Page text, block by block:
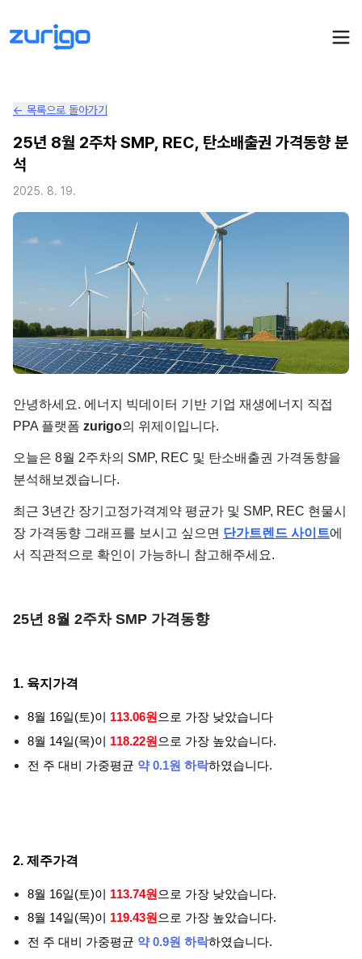
PPA 계약
발전소 PPA 계산
PPA 매칭
PPA 모니터링
PPA 파트너스
전기요금 시뮬레이션
PPA 매뉴얼
AI 컨설턴트 UPDATED
PPA 플레이
인사이트
성공사례
에너지브리핑
단가
회사소개
← 목록으로 돌아가기
25년 8월 2주차 SMP, REC, 탄소배출권 가격동향 분
석
2025. 8. 19.
안녕하세요. 에너지 빅데이터 기반 기업 재생에너지 직접
PPA 플랫폼 zurigo의 위제이입니다.
오늘은 8월 2주차의 SMP, REC 및 탄소배출권 가격동향을
분석해보겠습니다.
최근 3년간 장기고정가격계약 평균가 및 SMP, REC 현물시
장 가격동향 그래프를 보시고 싶으면 단가트렌드 사이트에
서 직관적으로 확인이 가능하니 참고해주세요.
25년 8월 2주차 SMP 가격동향
1. 육지가격
8월 16일(토)이 113.06원 으로 가장 낮았습니다
8월 14일(목)이 118.22원 으로 가장 높았습니다.
전 주 대비 가중평균 약 0.1원 하락하였습니다.
2. 제주가격
8월 16일(토)이 113.74원 으로 가장 낮았습니다.
8월 14일(목)이 119.43원 으로 가장 높았습니다.
전 주 대비 가중평균 약 0.9원 하락하였습니다.